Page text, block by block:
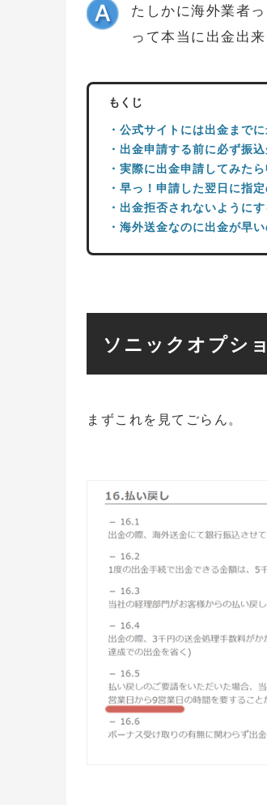
たしかに海外業者
って本当に出金出
もくじ
・公式サイトには出金まで
・出金申請する前に必ず振
・実際に出金申請してみた
・早っ！申請した翌日に指
・出金拒否されないように
・海外送金なのに出金が早
ソニックオプシ
まずこれを見てごらん。